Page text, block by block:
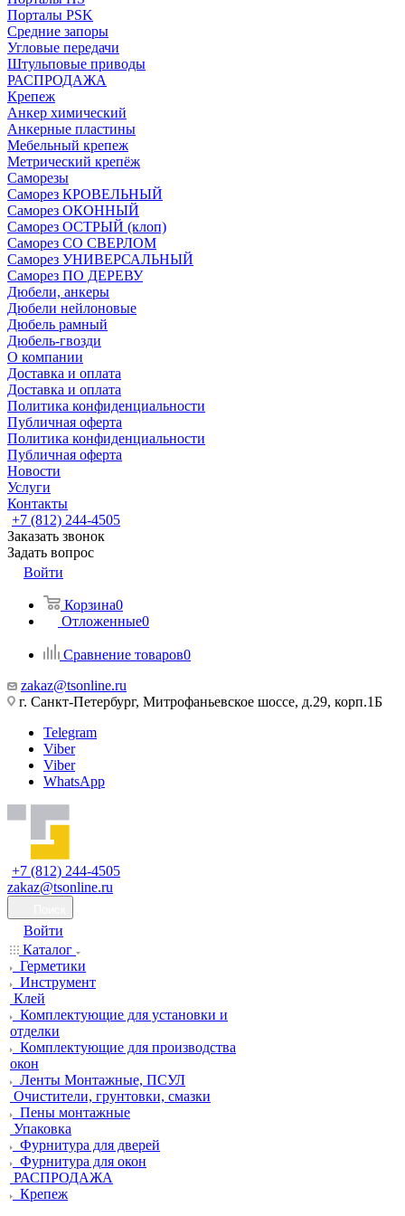
Порталы PSK
Средние запоры
Угловые передачи
Штульповые приводы
РАСПРОДАЖА
Крепеж
Анкер химический
Анкерные пластины
Мебельный крепеж
Метрический крепёж
Саморезы
Саморез КРОВЕЛЬНЫЙ
Саморез ОКОННЫЙ
Саморез ОСТРЫЙ (клоп)
Саморез СО СВЕРЛОМ
Саморез УНИВЕРСАЛЬНЫЙ
Саморез ПО ДЕРЕВУ
Дюбели, анкеры
Дюбели нейлоновые
Дюбель рамный
Дюбель-гвозди
О компании
Доставка и оплата
Доставка и оплата
Политика конфиденциальности
Публичная оферта
Политика конфиденциальности
Публичная оферта
Новости
Услуги
Контакты
+7 (812) 244-4505
Заказать звонок
Задать вопрос
Войти
Корзина0
Отложенные0
Сравнение товаров0
zakaz@tsonline.ru
г. Санкт-Петербург, Митрофаньевское шоссе, д.29, корп.1Б
Telegram
Viber
Viber
WhatsApp
+7 (812) 244-4505
zakaz@tsonline.ru
Войти
Каталог
Герметики
Инструмент
Клей
Комплектующие для установки и
отделки
Комплектующие для производства
окон
Ленты Монтажные, ПСУЛ
Очистители, грунтовки, смазки
Пены монтажные
Упаковка
Фурнитура для дверей
Фурнитура для окон
РАСПРОДАЖА
Крепеж